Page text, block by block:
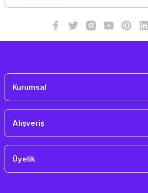
Kurumsal
Alışveriş
Üyelik